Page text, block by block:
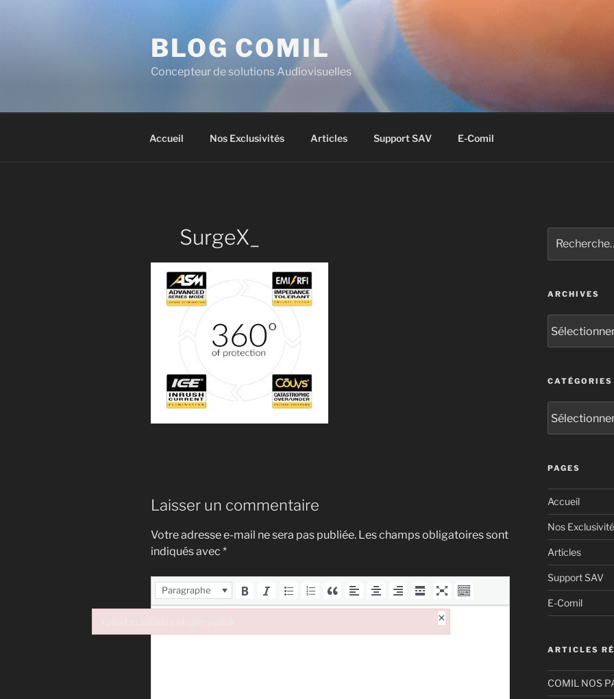
BLOG COMIL
Concepteur de solutions Audiovisuelles
Accueil Nos Exclusivités Articles Support SAV E-Comil
SurgeX_
Laisser un commentaire
Votre adresse e-mail ne sera pas publiée. Les champs obligatoires sont
indiqués avec *
Paragraphe
ARCHIVES
CATÉGORIES
PAGES
Accueil
Nos
Articles
Support SAV
E-Comil
ARTICLES
COMIL NOS
×
Failed to initialize plugin: wplink